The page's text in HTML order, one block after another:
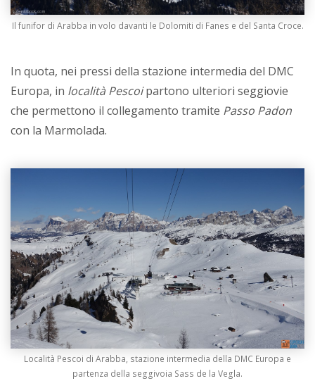
Il funifor di Arabba in volo davanti le Dolomiti di Fanes e del Santa Croce.
In quota, nei pressi della stazione intermedia del DMC
Europa, in località Pescoipartono ulteriori seggiovie
che permettono il collegamento tramite Passo Padon
con la Marmolada.
Località Pescoi di Arabba, stazione intermedia della DMC Europa e
partenza della seggivoia Sass de la Vegla.